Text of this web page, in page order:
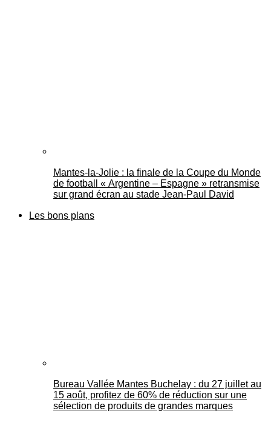
Mantes-la-Jolie : la finale de la Coupe du Monde
de football « Argentine – Espagne » retransmise
sur grand écran au stade Jean-Paul David
Les bons plans
Bureau Vallée Mantes Buchelay : du 27 juillet au
15 août, profitez de 60% de réduction sur une
sélection de produits de grandes marques